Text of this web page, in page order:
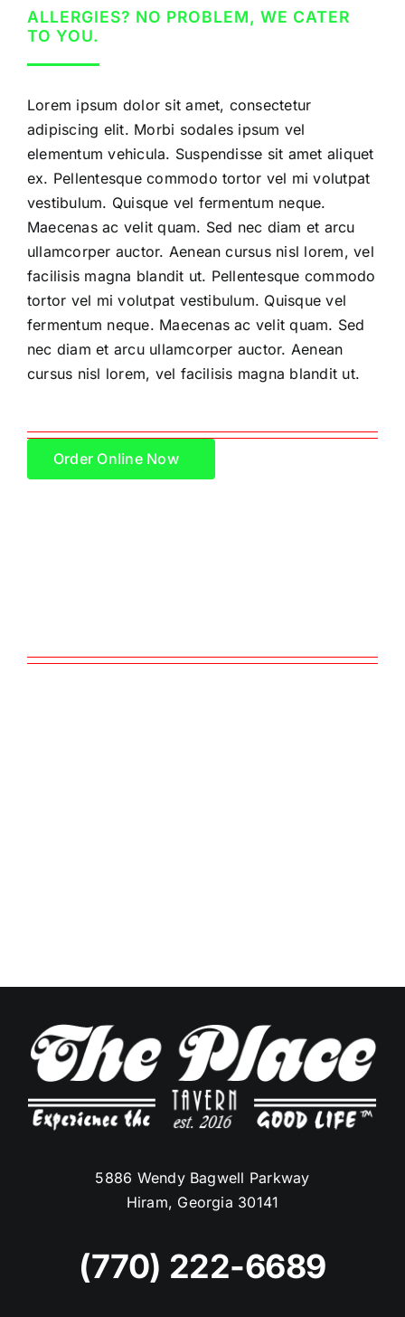
ALLERGIES? NO PROBLEM, WE CATER
TO YOU.
Lorem ipsum dolor sit amet, consectetur
adipiscing elit. Morbi sodales ipsum vel
elementum vehicula. Suspendisse sit amet aliquet
ex. Pellentesque commodo tortor vel mi volutpat
vestibulum. Quisque vel fermentum neque.
Maecenas ac velit quam. Sed nec diam et arcu
ullamcorper auctor. Aenean cursus nisl lorem, vel
facilisis magna blandit ut. Pellentesque commodo
tortor vel mi volutpat vestibulum. Quisque vel
fermentum neque. Maecenas ac velit quam. Sed
nec diam et arcu ullamcorper auctor. Aenean
cursus nisl lorem, vel facilisis magna blandit ut.
Order Online Now
5886 Wendy Bagwell Parkway
Hiram, Georgia 30141
(770) 222-6689